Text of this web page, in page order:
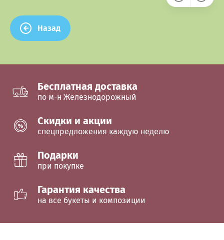
Назад
Бесплатная доставка
по м-н Железнодорожный
Cкидки и акции
спецпредложения каждую неделю
Подарки
при покупке
Гарантия качества
на все букеты и композиции